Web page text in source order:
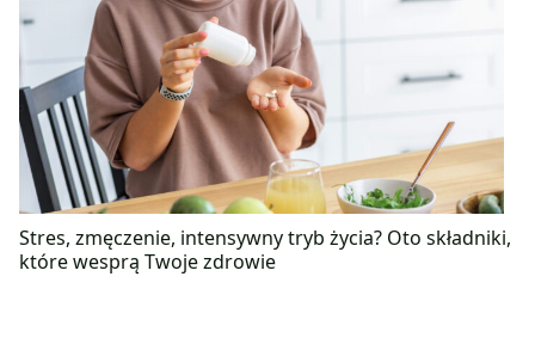
Stres, zmęczenie, intensywny tryb życia? Oto składniki,
które wesprą Twoje zdrowie